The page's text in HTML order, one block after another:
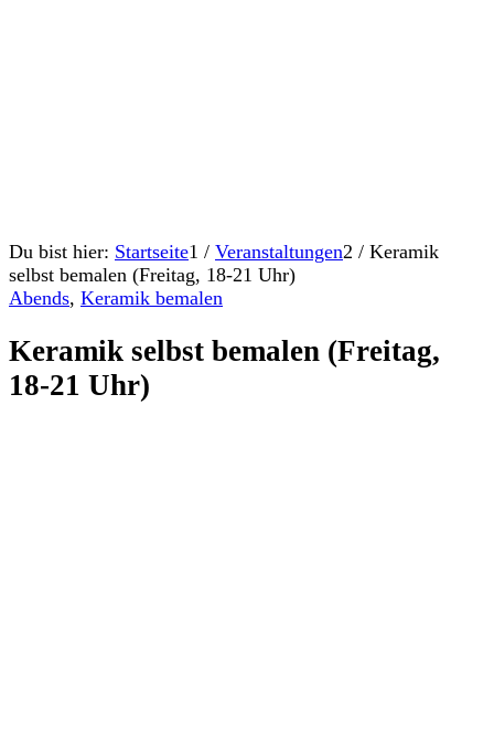
Du bist hier: Startseite1 / Veranstaltungen2 / Keramik
selbst bemalen (Freitag, 18-21 Uhr)
Abends, Keramik bemalen
Keramik selbst bemalen (Freitag,
18-21 Uhr)